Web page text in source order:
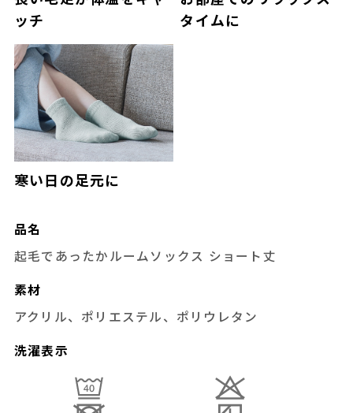
ッチ
タイムに
寒い日の足元に
品名
起毛であったかルームソックス ショート丈
素材
アクリル、ポリエステル、ポリウレタン
洗濯表示